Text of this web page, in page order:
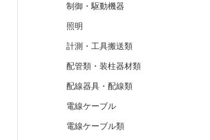
制御・駆動機器
照明
計測・工具搬送類
配管類・装柱器材類
配線器具・配線類
電線ケーブル
電線ケーブル類